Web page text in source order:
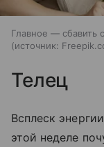
Главное — сбавить
источник:
Телец
Всплеск
этой неделе